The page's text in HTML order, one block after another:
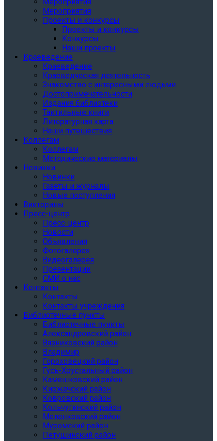
Мероприятия
Проекты и конкурсы
Проекты и конкурсы
Конкурсы
Наши проекты
Краеведение
Краеведение
Краеведческая деятельность
Знакомство с интересными людьми
Достопримечательности
Издания библиотеки
Тактильные книги
Литературная карта
Наши путешествия
Коллегам
Коллегам
Методические материалы
Новинки
Новинки
Газеты и журналы
Новые поступления
Викторины
Пресс-центр
Пресс-центр
Новости
Объявления
Фотогалерея
Видеогалерея
Презентации
СМИ о нас
Контакты
Контакты
Контакты учреждения
Библиотечные пункты
Библиотечные пункты
Александровский район
Вязниковский район
Владимир
Гороховецкий район
Гусь-Хрустальный район
Камешковский район
Киржачский район
Ковровский район
Кольчугинский район
Меленковский район
Муромский район
Петушинский район